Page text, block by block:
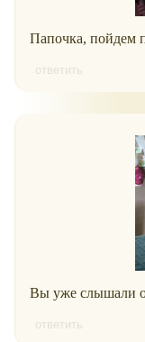
Папочка, пойдем
ответить
Вы уже слышали
ответить